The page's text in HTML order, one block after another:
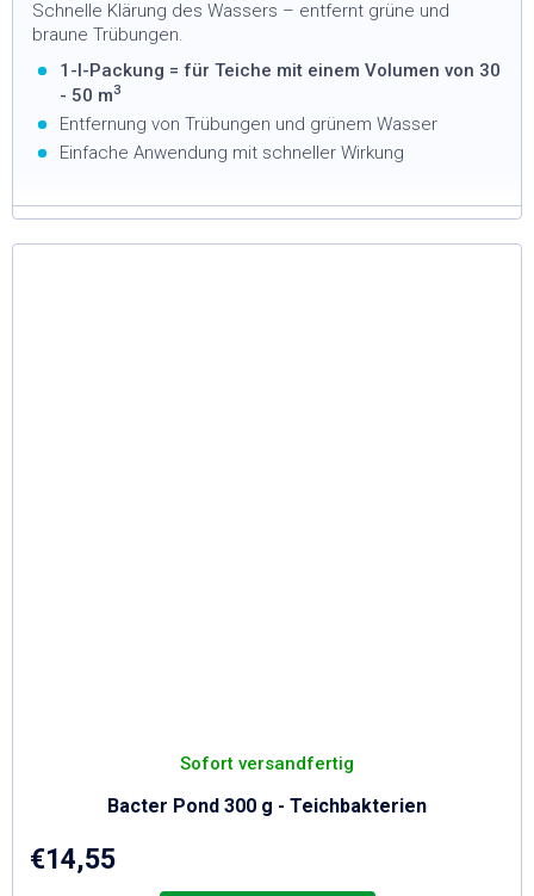
Schnelle Klärung des Wassers – entfernt grüne und
braune Trübungen.
1-l-Packung = für Teiche mit einem Volumen von 30
- 50 m3
Entfernung von Trübungen und grünem Wasser
Einfache Anwendung mit schneller Wirkung
Bacter Pond 300 g - Teichbakterien
Sofort versandfertig
€14,55